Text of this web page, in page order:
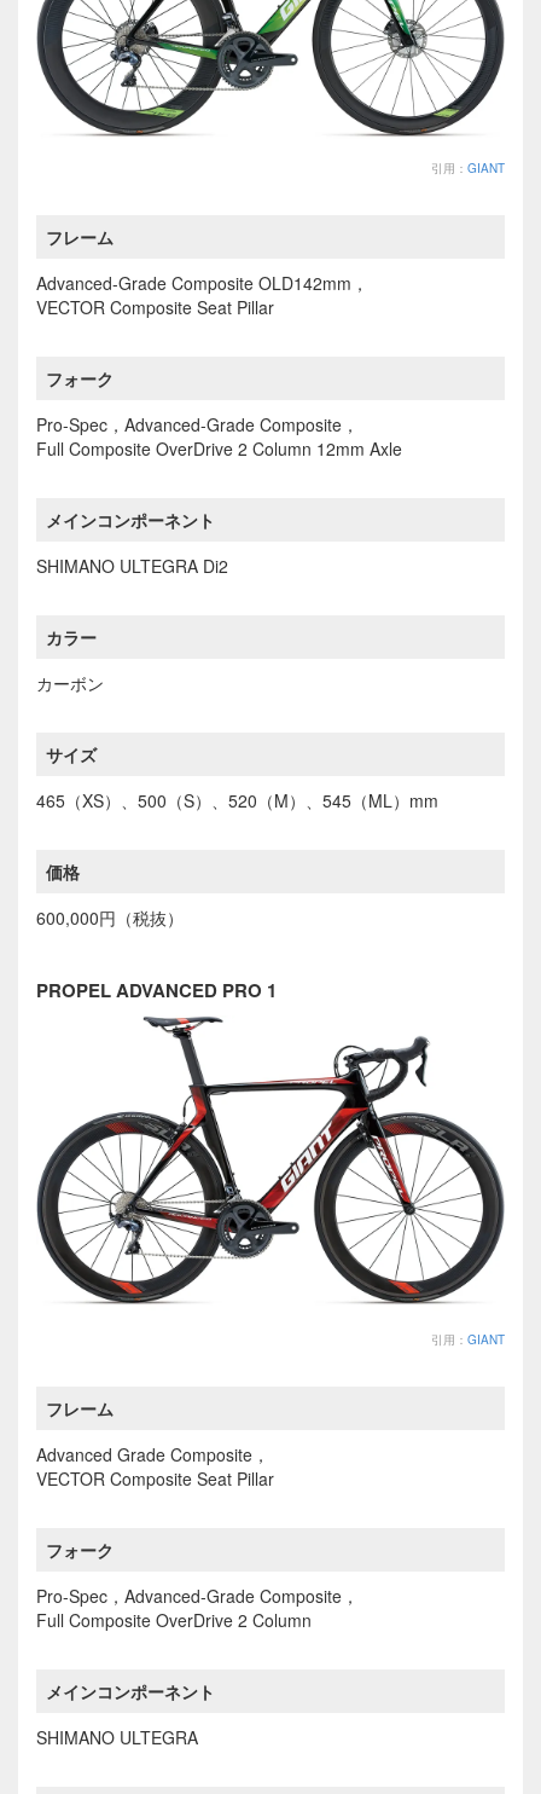
引用： GIANT
フレーム
Advanced-Grade Composite OLD142mm，
VECTOR Composite Seat Pillar
フォーク
Pro-Spec，Advanced-Grade Composite，
Full Composite OverDrive 2 Column 12mm Axle
メインコンポーネント
SHIMANO ULTEGRA Di2
カラー
カーボン
サイズ
465（XS）、500（S）、520（M）、545（ML）mm
価格
600,000円（税抜）
PROPEL ADVANCED PRO 1
引用： GIANT
フレーム
Advanced Grade Composite，
VECTOR Composite Seat Pillar
フォーク
Pro-Spec，Advanced-Grade Composite，
Full Composite OverDrive 2 Column
メインコンポーネント
SHIMANO ULTEGRA